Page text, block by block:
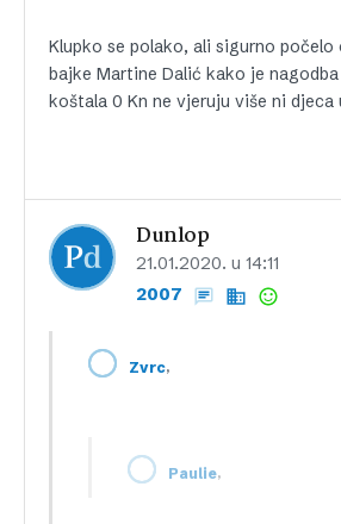
Klupko se polako, ali sigurno
bajke Martine Dalić kako je
koštala 0 Kn ne vjeruju više ni
Dunlop
21.01.2020. u 14:11
2007
Zvrc,
Paulie,